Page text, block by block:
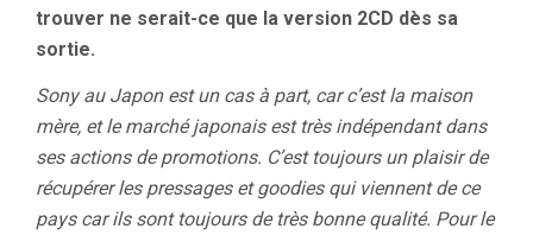
trouver ne serait-ce que la version 2CD dès sa
sortie.
Sony au Japon est un cas à part, car c’est la maison
mère, et le marché japonais est très indépendant dans
ses actions de promotions. C’est toujours un plaisir de
récupérer les pressages et goodies qui viennent de ce
pays car ils sont toujours de très bonne qualité. Pour le